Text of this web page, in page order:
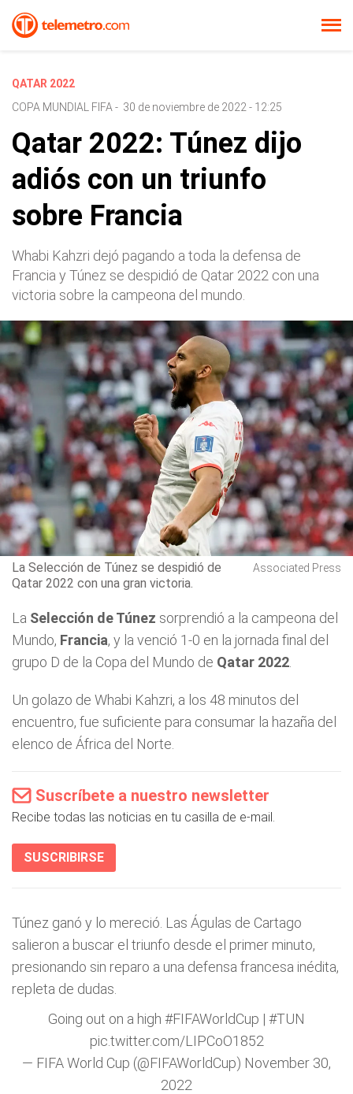
QATAR 2022
COPA MUNDIAL FIFA - 30 de noviembre de 2022 - 12:25
Qatar 2022: Túnez dijo
adiós con un triunfo
sobre Francia
Whabi Kahzri dejó pagando a toda la defensa de
Francia y Túnez se despidió de Qatar 2022 con una
victoria sobre la campeona del mundo.
La Selección de Túnez se despidió de
Qatar 2022 con una gran victoria.
Associated Press
La Selección de Túnez sorprendió a la campeona del
Mundo, Francia, y la venció 1-0 en la jornada final del
grupo D de la Copa del Mundo de Qatar 2022
Un golazo de Whabi Kahzri, a los 48 minutos del
encuentro, fue suficiente para consumar la hazaña del
elenco de África del Norte.
Suscríbete a nuestro newsletter
Recibe todas las noticias en tu casilla de e-mail.
SUSCRIBIRSE
Túnez ganó y lo mereció. Las Águlas de Cartago
salieron a buscar el triunfo desde el primer minuto,
presionando sin reparo a una defensa francesa inédita,
repleta de dudas.
Going out on a high #FIFAWorldCup | #TUN
pic.twitter.com/LIPCoO1852
— FIFA World Cup (@FIFAWorldCup) November 30,
2022